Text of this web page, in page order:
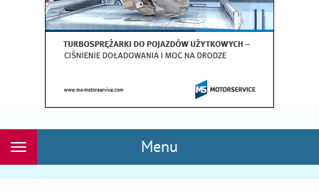
Menu
Rozwiń